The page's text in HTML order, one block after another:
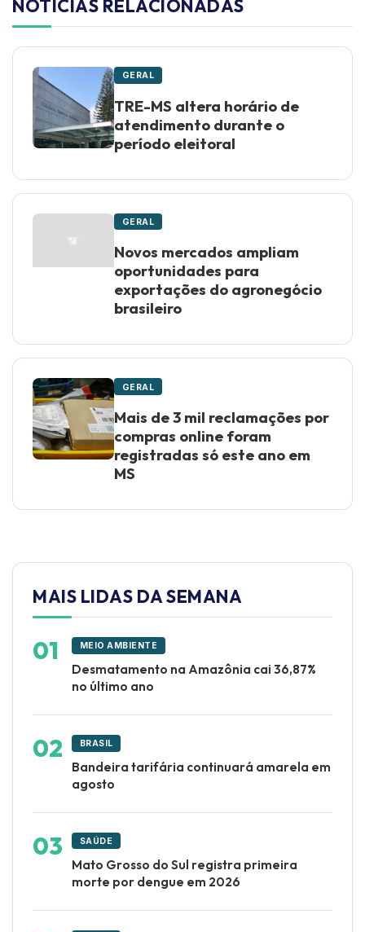
NOTÍCIAS RELACIONADAS
GERAL
TRE-MS altera horário de
atendimento durante o
período eleitoral
GERAL
Novos mercados ampliam
oportunidades para
exportações do agronegócio
brasileiro
GERAL
Mais de 3 mil reclamações por
compras online foram
registradas só este ano em
MS
MAIS LIDAS DA SEMANA
MEIO AMBIENTE
Desmatamento na Amazônia cai 36,87%
no último ano
BRASIL
Bandeira tarifária continuará amarela em
agosto
SAÚDE
Mato Grosso do Sul registra primeira
morte por dengue em 2026